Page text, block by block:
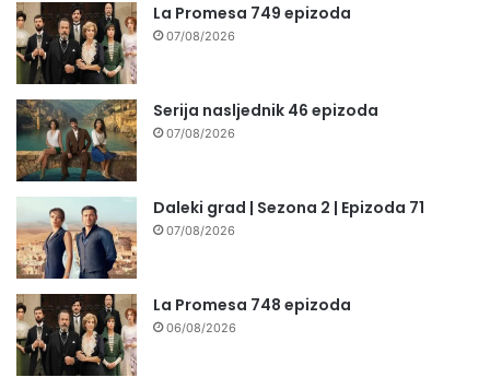
La Promesa 749 epizoda
07/08/2026
Serija nasljednik 46 epizoda
07/08/2026
Daleki grad | Sezona 2 | Epizoda 71
07/08/2026
La Promesa 748 epizoda
06/08/2026